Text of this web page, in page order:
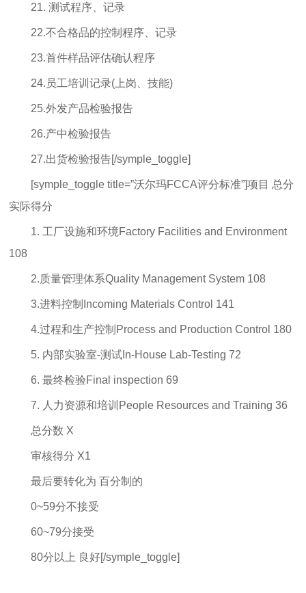
21. 测试程序、记录
22.不合格品的控制程序、记录
23.首件样品评估确认程序
24.员工培训记录(上岗、技能)
25.外发产品检验报告
26.产中检验报告
27.出货检验报告[/symple_toggle]
[symple_toggle title=”沃尔玛FCCA评分标准”]项目 总分
实际得分
1. 工厂设施和环境Factory Facilities and Environment
108
2.质量管理体系Quality Management System 108
3.进料控制Incoming Materials Control 141
4.过程和生产控制Process and Production Control 180
5. 内部实验室-测试In-House Lab-Testing 72
6. 最终检验Final inspection 69
7. 人力资源和培训People Resources and Training 36
总分数 X
审核得分 X1
最后要转化为 百分制的
0~59分不接受
60~79分接受
80分以上 良好[/symple_toggle]